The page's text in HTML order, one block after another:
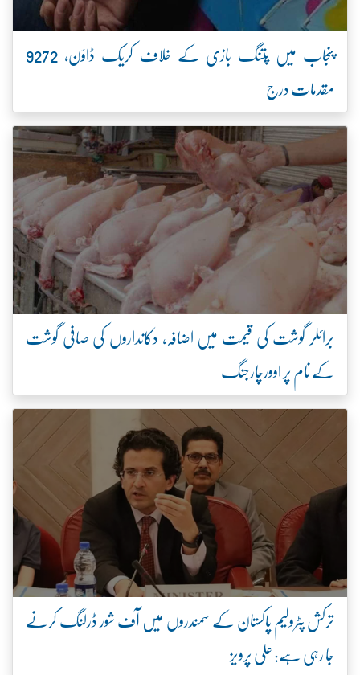
پنجاب میں پتنگ بازی کے خلاف کریک ڈاؤن، 9272
مقدمات درج
برائلر گوشت کی قیمت میں اضافہ، دکانداروں کی صافی گوشت
کے نام پر اوورچارجنگ
ترکش پٹرولیم پاکستان کے سمندروں میں آف شور ڈرلنگ کرنے
جا رہی ہے: علی پرویز